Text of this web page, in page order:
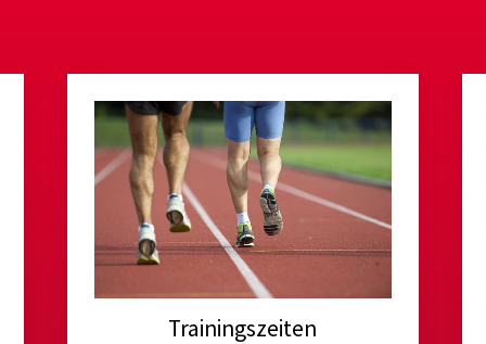
Trainingszeiten